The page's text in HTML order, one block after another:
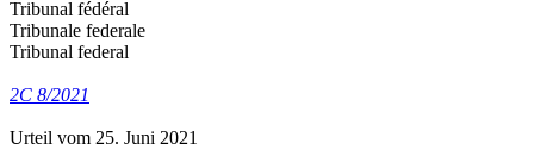
Tribunal fédéral
Tribunale federale
Tribunal federal
2C 8/2021
Urteil vom 25. Juni 2021